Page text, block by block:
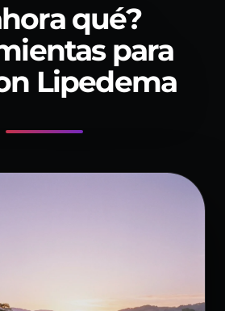
qué?
para
Lipedema